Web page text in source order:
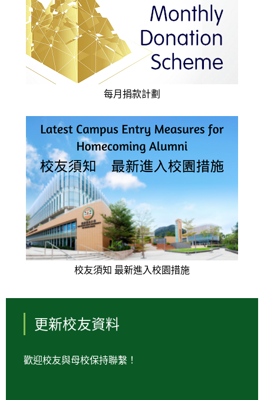
每月捐款計劃
校友須知 最新進入校園措施
更新校友資料
歡迎校友與母校保持聯繫！